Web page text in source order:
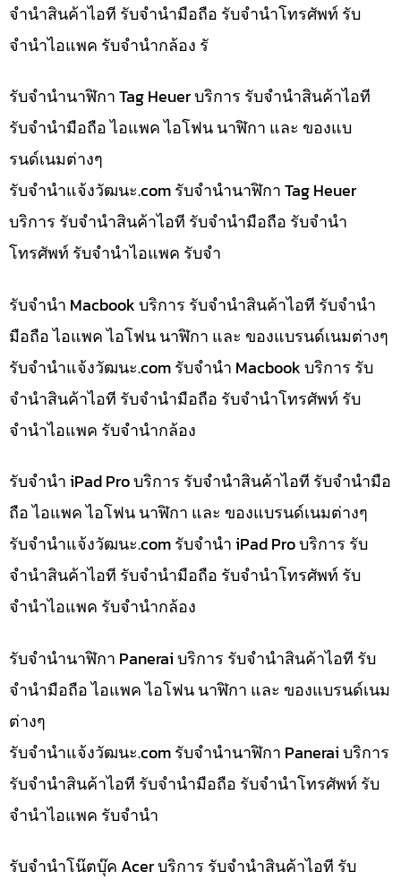
จำนำสินค้าไอที รับจำนำมือถือ รับจำนำโทรศัพท์ รับ
จำนำไอแพค รับจำนำกล้อง รั
รับจำนำนาฬิกา Tag Heuer บริการ รับจำนำสินค้าไอที
รับจำนำมือถือ ไอแพค ไอโฟน นาฬิกา และ ของแบ
รนด์เนมต่างๆ
รับจํานําแจ้งวัฒนะ.com รับจำนำนาฬิกา Tag Heuer
บริการ รับจำนำสินค้าไอที รับจำนำมือถือ รับจำนำ
โทรศัพท์ รับจำนำไอแพค รับจำ
รับจำนำ Macbook บริการ รับจำนำสินค้าไอที รับจำนำ
มือถือ ไอแพค ไอโฟน นาฬิกา และ ของแบรนด์เนมต่างๆ
รับจํานําแจ้งวัฒนะ.com รับจำนำ Macbook บริการ รับ
จำนำสินค้าไอที รับจำนำมือถือ รับจำนำโทรศัพท์ รับ
จำนำไอแพค รับจำนำกล้อง
รับจำนำ iPad Pro บริการ รับจำนำสินค้าไอที รับจำนำมือ
ถือ ไอแพค ไอโฟน นาฬิกา และ ของแบรนด์เนมต่างๆ
รับจํานําแจ้งวัฒนะ.com รับจำนำ iPad Pro บริการ รับ
จำนำสินค้าไอที รับจำนำมือถือ รับจำนำโทรศัพท์ รับ
จำนำไอแพค รับจำนำกล้อง
รับจำนำนาฬิกา Panerai บริการ รับจำนำสินค้าไอที รับ
จำนำมือถือ ไอแพค ไอโฟน นาฬิกา และ ของแบรนด์เนม
ต่างๆ
รับจํานําแจ้งวัฒนะ.com รับจำนำนาฬิกา Panerai บริการ
รับจำนำสินค้าไอที รับจำนำมือถือ รับจำนำโทรศัพท์ รับ
จำนำไอแพค รับจำนำ
รับจำนำโน๊ตบุ๊ค Acer บริการ รับจำนำสินค้าไอที รับ